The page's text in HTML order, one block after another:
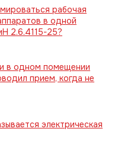
рабочая
в одной
2.6.4115-25?
в одном помещении
прием, когда не
электрическая